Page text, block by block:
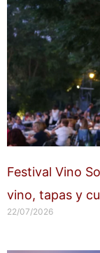
Festival Vino
vino, tapas y
22/07/2026